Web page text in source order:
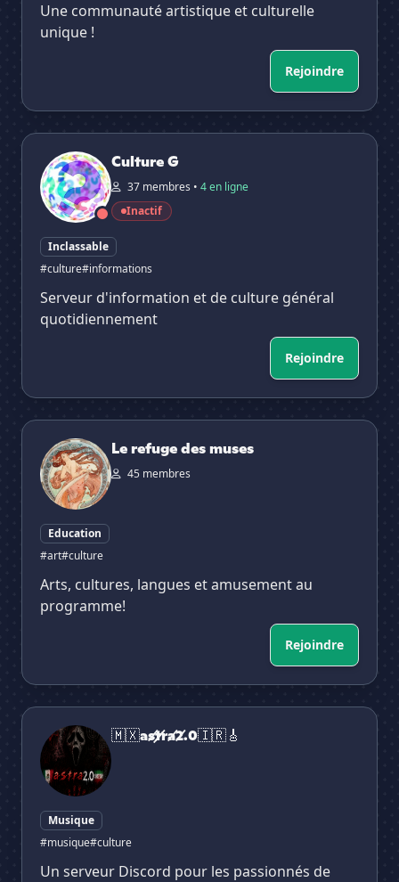
Une communauté artistique et culturelle
unique !
Rejoindre
Culture G
Culture G
37 membres • 4 en ligne
Inactif
Inclassable
#culture#informations
Serveur d'information et de culture général
quotidiennement
Rejoindre
Le refuge des muses
Le refuge des muses
45 membres
Education
#art#culture
Arts, cultures, langues et amusement au
programme!
Rejoindre
🇲🇽a̸s̸t̸r̸a̸2.0🇮🇷🎸
🇲🇽a̸s̸t̸r̸a̸2.0🇮🇷🎸
Musique
#musique#culture
Un serveur Discord pour les passionnés de